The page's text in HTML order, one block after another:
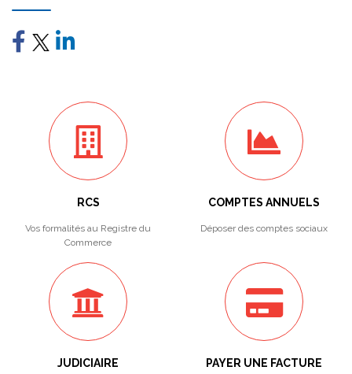
RCS
Vos formalités au Registre du
Commerce
COMPTES ANNUELS
Déposer des comptes sociaux
JUDICIAIRE PAYER UNE FACTURE